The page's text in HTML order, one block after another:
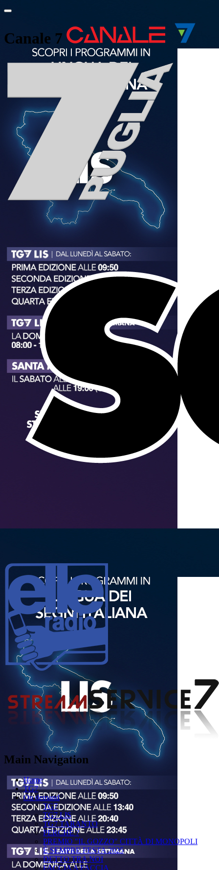
Canale 7
Main Navigation
Home
TG7
On demand
TG7
TG7 LIS
TG7 TARANTO
PERCHÉ ?
PREMIO "IL GOZZO" CITTÀ DI MONOPOLI
È SEMPRE FESTA 2025
DETTO TRA NOI
FACCIA A FACCIA